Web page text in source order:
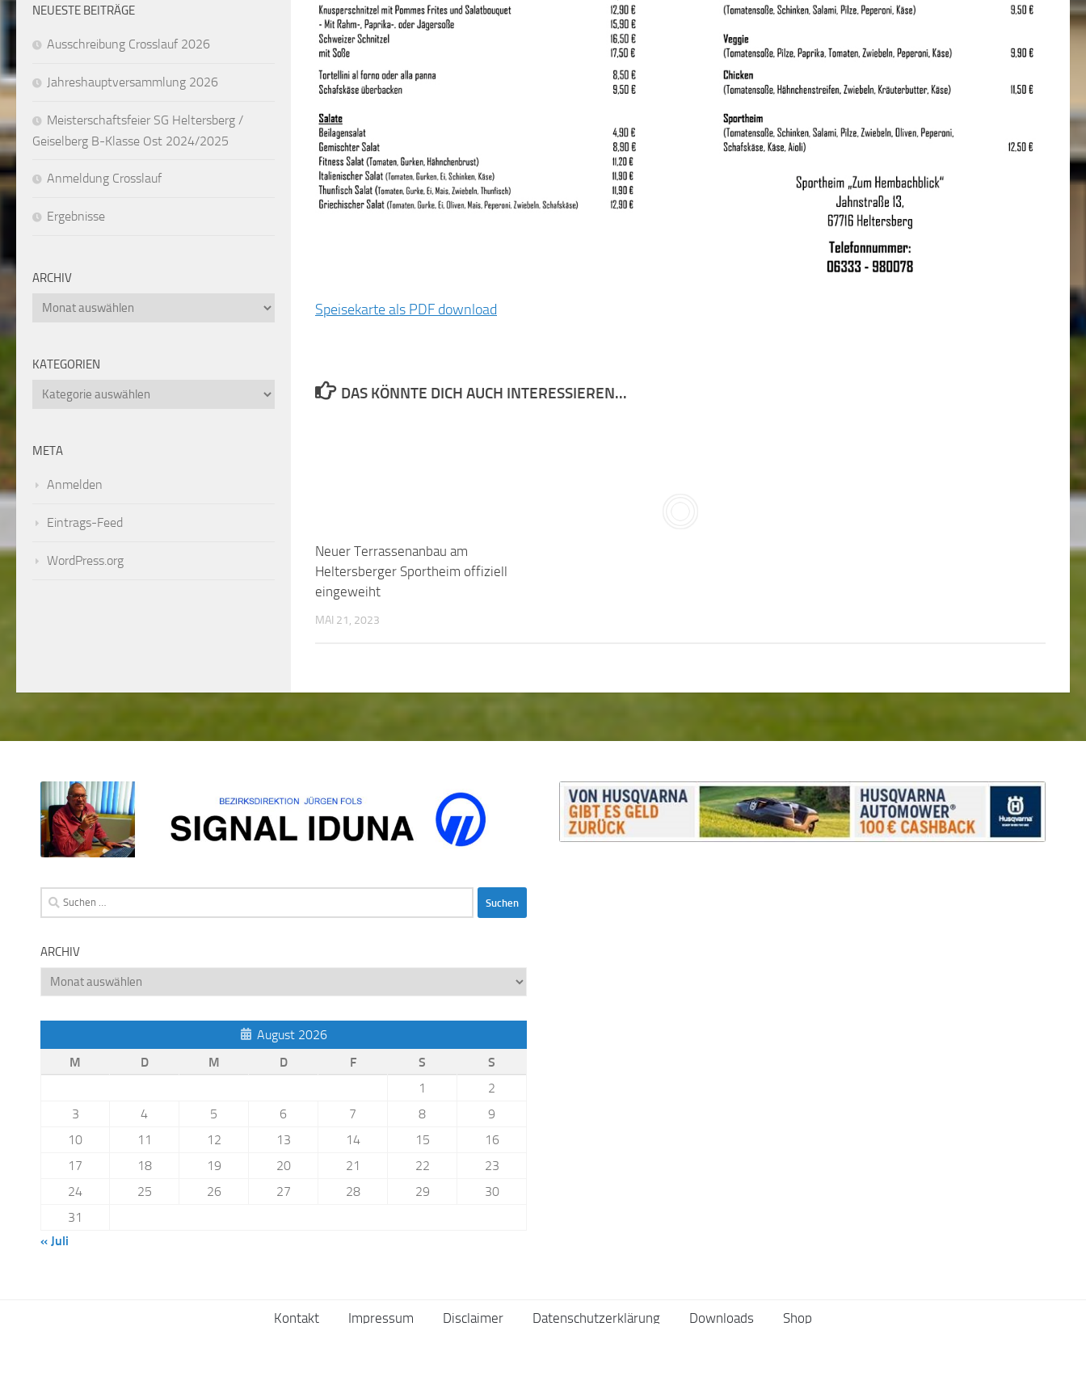
Speisekarte als PDF download
DAS KÖNNTE DICH AUCH INTERESSIEREN...
NEUESTE BEITRÄGE
Ausschreibung Crosslauf 2026
Jahreshauptversammlung 2026
Meisterschaftsfeier SG Heltersberg /
Geiselberg B-Klasse Ost 2024/2025
Anmeldung Crosslauf
Ergebnisse
ARCHIV
Archiv
KATEGORIEN
Kategorien
META
Anmelden
Eintrags-Feed
WordPress.org
Suchen
nach:
Archiv
M
D
6
10
11 12 13 14 15
16
22
23
24
25 26 27 28 29
30
31